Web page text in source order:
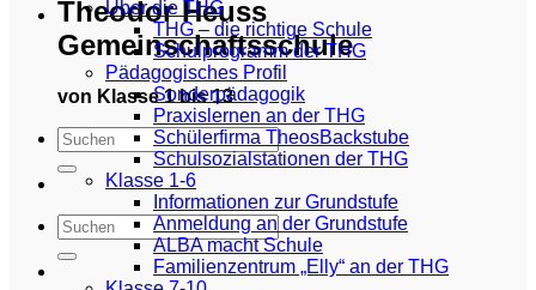
Theodor Heuss
Gemeinschaftsschule
von Klasse 1 bis 13
Über die THG
THG – die richtige Schule
Schulprogramm der THG
Pädagogisches Profil
Sonderpädagogik
Praxislernen an der THG
Schülerfirma TheosBackstube
Schulsozialstationen der THG
Klasse 1-6
Informationen zur Grundstufe
Anmeldung an der Grundstufe
ALBA macht Schule
Familienzentrum „Elly“ an der THG